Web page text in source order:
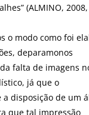
(ALMINO,
o modo como foi
deparamonos
falta de imagens
já que o
a disposição de um
que tal impressão